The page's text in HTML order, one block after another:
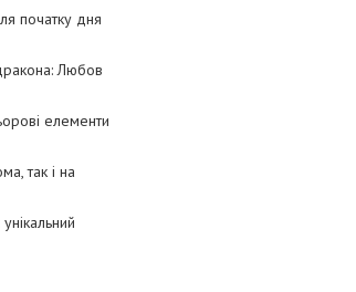
початку дня
Любов
елементи
так і на